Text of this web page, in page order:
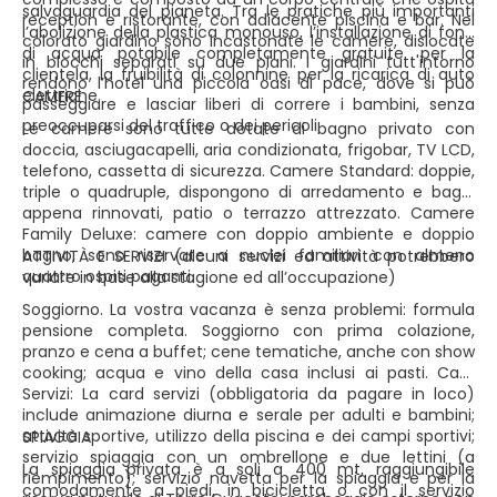
reception e ristorante, con adiacente piscina e bar. Nel
colorato giardino sono incastonate le camere, dislocate
in blocchi separati su due piani. I giardini tutt'intorno
rendono l’hotel una piccola oasi di pace, dove si può
passeggiare e lasciar liberi di correre i bambini, senza
preoccuparsi del traffico o dei pericoli.
salvaguardia del pianeta. Tra le pratiche più importanti
l’abolizione della plastica monouso, l’installazione di fonti
di acqua potabile completamente gratuite per la
clientela, la fruibilità di colonnine per la ricarica di auto
elettriche.
CAMERE
Le camere sono tutte dotate di bagno privato con
doccia, asciugacapelli, aria condizionata, frigobar, TV LCD,
telefono, cassetta di sicurezza. Camere Standard: doppie,
triple o quadruple, dispongono di arredamento e bagni
appena rinnovati, patio o terrazzo attrezzato. Camere
Family Deluxe: camere con doppio ambiente e doppio
bagno, sono riservate a nuclei familiari con almeno
quattro ospiti paganti.
ATTIVITÀ E SERVIZI (alcuni servizi ed attività potrebbero
variare in base alla stagione ed all’occupazione)
Soggiorno. La vostra vacanza è senza problemi: formula
pensione completa. Soggiorno con prima colazione,
pranzo e cena a buffet; cene tematiche, anche con show
cooking; acqua e vino della casa inclusi ai pasti. Card
Servizi: La card servizi (obbligatoria da pagare in loco)
include animazione diurna e serale per adulti e bambini;
attività sportive, utilizzo della piscina e dei campi sportivi;
servizio spiaggia con un ombrellone e due lettini (a
riempimento); servizio navetta per la spiaggia e per la
SPIAGGIA
La spiaggia privata è a soli a 400 mt, raggiungibile
comodamente a piedi, in bicicletta o con il servizio